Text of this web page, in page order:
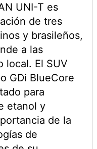
UNI-T es
de tres
y brasileños,
a las
local. El SUV
GDi BlueCore
para
etanol y
de la
de